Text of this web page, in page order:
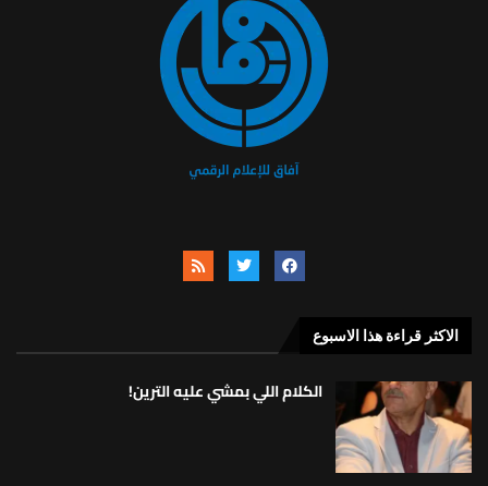
الاكثر قراءة هذا الاسبوع
الكلام اللي بمشي عليه الترين!